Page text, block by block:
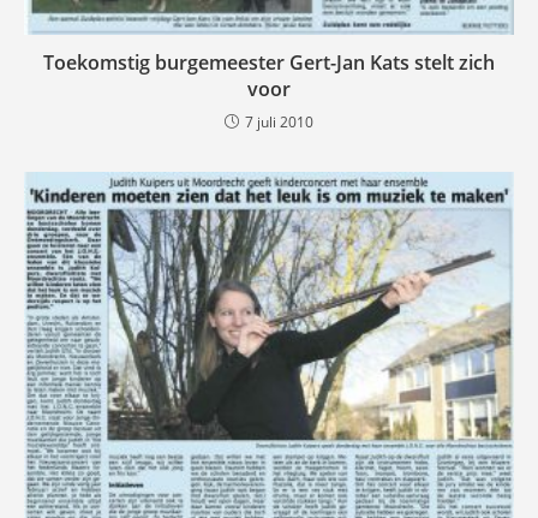
Toekomstig burgemeester Gert-Jan Kats stelt zich
voor
7 juli 2010